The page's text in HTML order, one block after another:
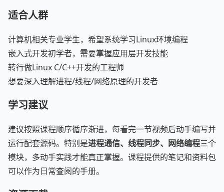
适合人群
计算机相关专业学生，希望系统学习Linux环境编程
嵌入式开发初学者，需要掌握应用层开发技能
转行做Linux C/C++开发的工程师
想要深入理解进程/线程/网络原理的开发者
学习建议
建议按照课程顺序循序渐进，每看完一节视频后动手编写并
运行配套源码。特别是进程通信、线程同步、网络编程三个
模块，多动手实践才能真正掌握。课程提供的笔记和资料包
可以作为日常查阅的手册。